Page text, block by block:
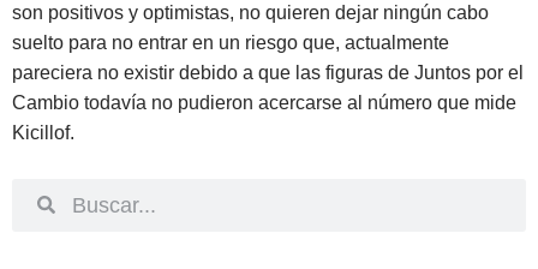
son positivos y optimistas, no quieren dejar ningún cabo
suelto para no entrar en un riesgo que, actualmente
pareciera no existir debido a que las figuras de Juntos por el
Cambio todavía no pudieron acercarse al número que mide
Kicillof.